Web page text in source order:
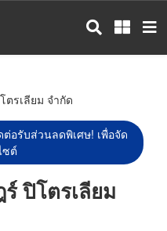
ตรเลียม จำกัด
อรับส่วนลดพิเศษ! เพื่อจัด
ซต์
ปิโตรเลียม